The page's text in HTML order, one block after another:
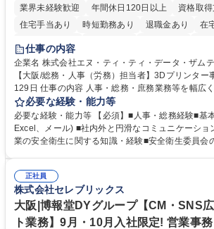
業界未経験歓迎
年間休日120日以上 資格取得
住宅手当あり
時短勤務あり 退職金あり 在
完全週休2日制
仕事の内容
企業名 株式会社エヌ・ティ・ティ・データ・ザムテク
【大阪/総務・人事（労務）担当者】3Dプリンター
129日 仕事の内容 人事・総務・庶務業務等を幅広くお任せします。本社コ
ーポレート部門と連携しながら、決められた業務だ
場を支えるバックオフィス担当として状況に応じて
とを期待します。 【詳細】■入退社手続き、社員情報管理■入社時オリエ
ンテーションの実施■勤怠・各種申請内容の確認■採
生に関する業務等■健康診断、産業医面談、休職・
ポート■社内ルールの運用・各種社内案内■その他、
部門業務 募集職種 【大阪/総務・人事（労務）担当者】3Dプリンター事
業/NTTデータG/年休129日
必要な経験・能力等
必要な経験・能力等 【必須】■人事・総務経験■基
Excel、メール) ■社内外と円滑なコミュニケーショ
業の安全衛生に関する知識・経験■安全衛生委員会の運営経
アが磨けます。 ◎NTTデータグループであり福利厚
もに、働き方改革も推進しています。 学歴・資格 学歴：大学院 大学 高専
短大 専修学校 語学力： 資格：
正社員
株式会社セレブリックス
大阪|博報堂DYグループ【CM・SNS
ト業務】9月・10月入社限定! 営業事務